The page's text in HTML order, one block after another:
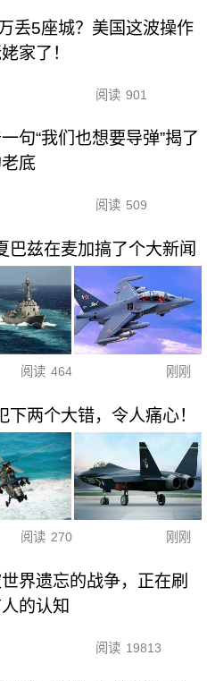
丢5座城？美国这波操作
家了！
阅读 901
句“我们也想要导弹”揭了
底
阅读 509
巴兹在麦加搞了个大新闻
阅读 464 刚刚
两个大错，令人痛心！
阅读 270 刚刚
界遗忘的战争，正在刷
的认知
阅读 19813